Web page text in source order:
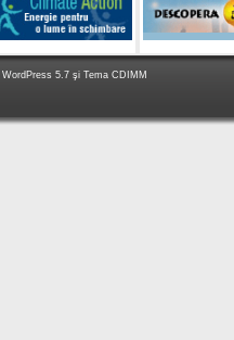
WordPress 5.7 şi Tema CDIMM